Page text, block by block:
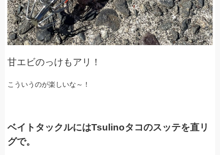
甘エビのっけもアリ！
こういうのが楽しいな～！
ベイトタックルにはTsulinoタコのスッテを直リ
グで。